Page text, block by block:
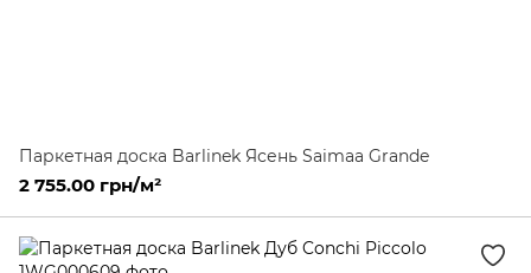
Паркетная доска Barlinek Ясень Saimaa Grande
2 755.00 грн/м²